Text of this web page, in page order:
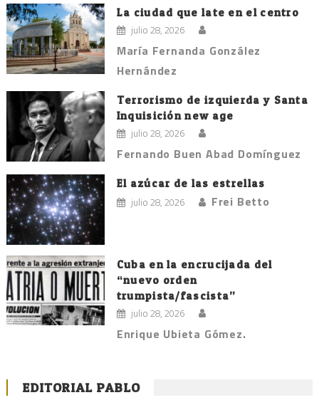
La ciudad que late en el centro
julio 28, 2026
María Fernanda González
Hernández
Terrorismo de izquierda y Santa
Inquisición new age
julio 28, 2026
Fernando Buen Abad Domínguez
El azúcar de las estrellas
julio 28, 2026 Frei Betto
Cuba en la encrucijada del
“nuevo orden
trumpista/fascista”
julio 28, 2026
Enrique Ubieta Gómez.
EDITORIAL PABLO